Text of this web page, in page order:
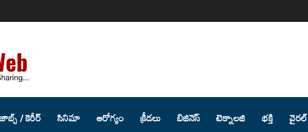
జాబ్స్ / కెరీర్ సినిమా ఆరోగ్యం క్రీడలు బిజినెస్ టెక్నాలజి భక్తి వైరల్